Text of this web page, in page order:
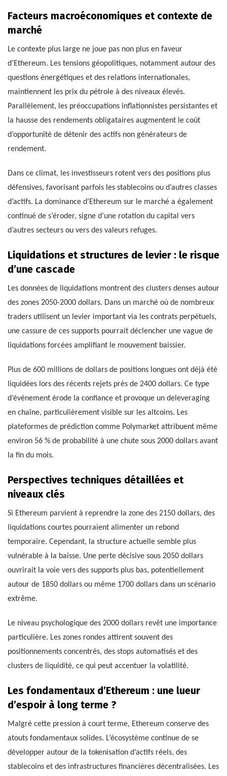
Facteurs macroéconomiques et contexte de
marché
Le contexte plus large ne joue pas non plus en faveur
d’Ethereum. Les tensions géopolitiques, notamment autour des
questions énergétiques et des relations internationales,
maintiennent les prix du pétrole à des niveaux élevés.
Parallèlement, les préoccupations inflationnistes persistantes et
la hausse des rendements obligataires augmentent le coût
d’opportunité de détenir des actifs non générateurs de
rendement.
Dans ce climat, les investisseurs rotent vers des positions plus
défensives, favorisant parfois les stablecoins ou d’autres classes
d’actifs. La dominance d’Ethereum sur le marché a également
continué de s’éroder, signe d’une rotation du capital vers
d’autres secteurs ou vers des valeurs refuges.
Liquidations et structures de levier : le risque
d’une cascade
Les données de liquidations montrent des clusters denses autour
des zones 2050-2000 dollars. Dans un marché où de nombreux
traders utilisent un levier important via les contrats perpétuels,
une cassure de ces supports pourrait déclencher une vague de
liquidations forcées amplifiant le mouvement baissier.
Plus de 600 millions de dollars de positions longues ont déjà été
liquidées lors des récents rejets près de 2400 dollars. Ce type
d’événement érode la confiance et provoque un deleveraging
en chaîne, particulièrement visible sur les altcoins. Les
plateformes de prédiction comme Polymarket attribuent même
environ 56 % de probabilité à une chute sous 2000 dollars avant
la fin du mois.
Perspectives techniques détaillées et
niveaux clés
Si Ethereum parvient à reprendre la zone des 2150 dollars, des
liquidations courtes pourraient alimenter un rebond
temporaire. Cependant, la structure actuelle semble plus
vulnérable à la baisse. Une perte décisive sous 2050 dollars
ouvrirait la voie vers des supports plus bas, potentiellement
autour de 1850 dollars ou même 1700 dollars dans un scénario
extrême.
Le niveau psychologique des 2000 dollars revêt une importance
particulière. Les zones rondes attirent souvent des
positionnements concentrés, des stops automatisés et des
clusters de liquidité, ce qui peut accentuer la volatilité.
Les fondamentaux d’Ethereum : une lueur
d’espoir à long terme ?
Malgré cette pression à court terme, Ethereum conserve des
atouts fondamentaux solides. L’écosystème continue de se
développer autour de la tokenisation d’actifs réels, des
stablecoins et des infrastructures financières décentralisées. Les